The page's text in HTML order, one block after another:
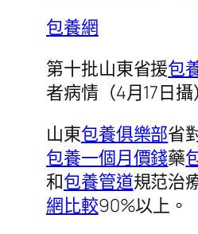
包養網
第十批山東省援包
者病情（4月17日攝
山東包養俱樂部省
包養一個月價錢藥
和包養管道規范治
網比較90%以上。